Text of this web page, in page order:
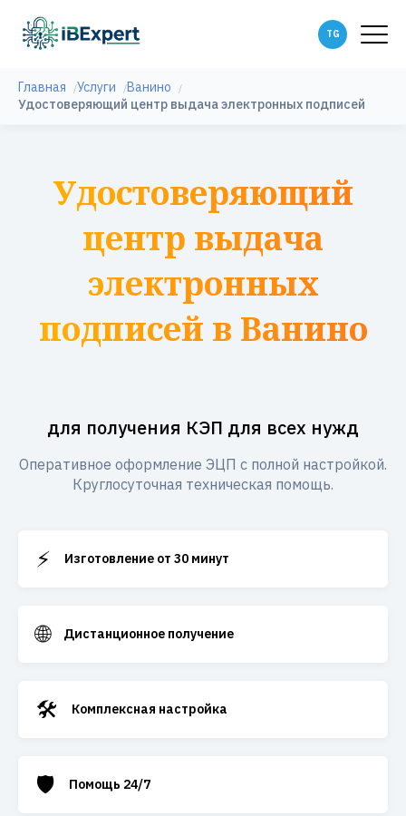
Главная Услуги
Ванино
Удостоверяющий центр выдача электронных подписей
Удостоверяющий
центр выдача
электронных
подписей в Ванино
для получения КЭП для всех нужд
Оперативное оформление ЭЦП с полной настройкой.
Круглосуточная техническая помощь.
⚡ Изготовление от 30 минут
🌐 Дистанционное получение
🛠️ Комплексная настройка
🛡️ Помощь 24/7